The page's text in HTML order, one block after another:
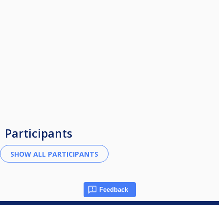
Participants
Feedback